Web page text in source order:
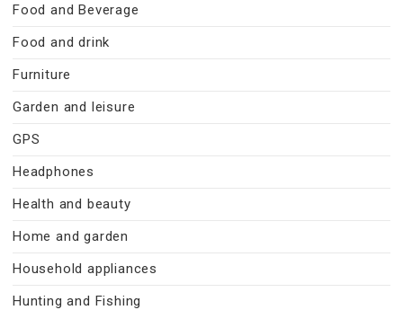
Food and Beverage
Food and drink
Furniture
Garden and leisure
GPS
Headphones
Health and beauty
Home and garden
Household appliances
Hunting and Fishing